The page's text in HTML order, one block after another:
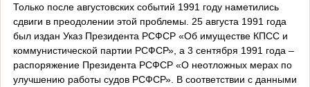
Только после августовских событий 1991 году наметились
сдвиги в преодолении этой проблемы. 25 августа 1991 года
был издан Указ Президента РСФСР «Об имуществе КПСС и
коммунистической партии РСФСР», а 3 сентября 1991 года –
распоряжение Президента РСФСР «О неотложных мерах по
улучшению работы судов РСФСР». В соответствии с данными